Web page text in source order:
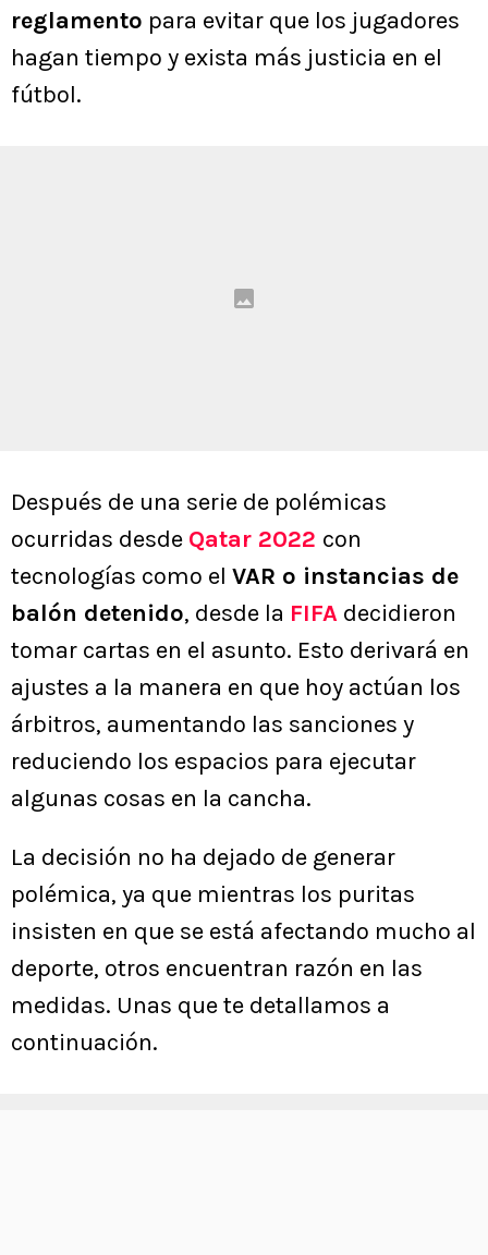
reglamento para evitar que los jugadores
hagan tiempo y exista más justicia en el
fútbol.
Después de una serie de polémicas
ocurridas desde Qatar 2022 con
tecnologías como el VAR o instancias de
balón detenido, desde la FIFA decidieron
tomar cartas en el asunto. Esto derivará en
ajustes a la manera en que hoy actúan los
árbitros, aumentando las sanciones y
reduciendo los espacios para ejecutar
algunas cosas en la cancha.
La decisión no ha dejado de generar
polémica, ya que mientras los puritas
insisten en que se está afectando mucho al
deporte, otros encuentran razón en las
medidas. Unas que te detallamos a
continuación.